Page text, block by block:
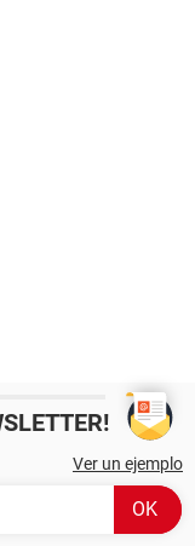
Ver un ejemplo